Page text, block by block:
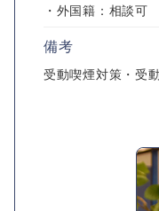
・外国籍：相談可
備考
受動喫煙対策・受